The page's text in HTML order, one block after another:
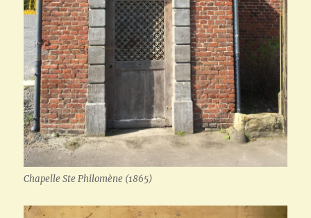
Chapelle Ste Philomène (1865)